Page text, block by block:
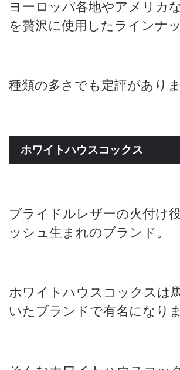
ヨーロッパ各地やアメリカ
を贅沢に使用したラインナ
種類の多さでも定評がありま
ホワイトハウスコックス
ブライドルレザーの火付け
ッシュ生まれのブランド。
ホワイトハウスコックスは
いたブランドで有名になり